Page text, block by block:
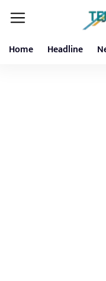
Home Headline